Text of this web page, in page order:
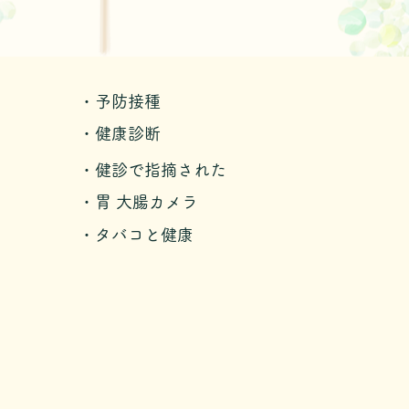
・予防接種
・健康診断
・健診で指摘された
・胃 大腸カメラ
・タバコと健康